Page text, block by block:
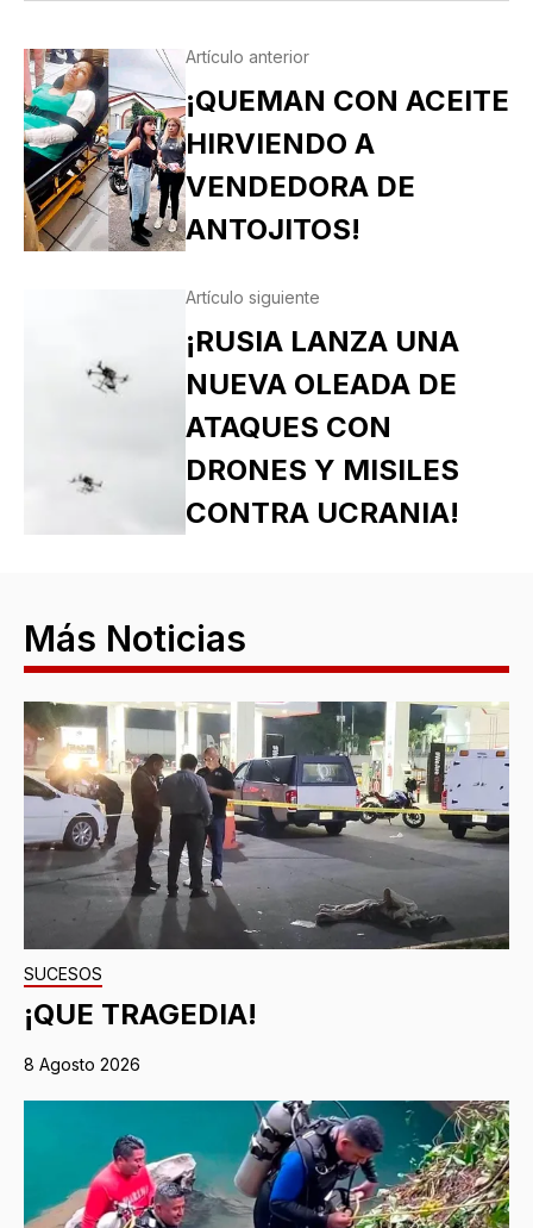
Artículo anterior
¡QUEMAN CON ACEITE
HIRVIENDO A
VENDEDORA DE
ANTOJITOS!
Artículo siguiente
¡RUSIA LANZA UNA
NUEVA OLEADA DE
ATAQUES CON
DRONES Y MISILES
CONTRA UCRANIA!
Más Noticias
SUCESOS
¡QUE TRAGEDIA!
8 Agosto 2026